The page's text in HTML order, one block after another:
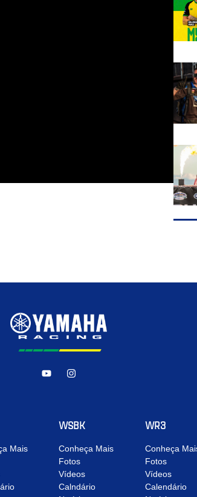
Mais
WSBK
Conheça Mais
Fotos
Vídeos
Calndário
WR3
Conheça
Fotos
Vídeos
Calendário